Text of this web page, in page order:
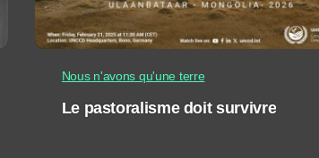
Nous n'avons qu'une terre
Le pastoralisme doit survivre